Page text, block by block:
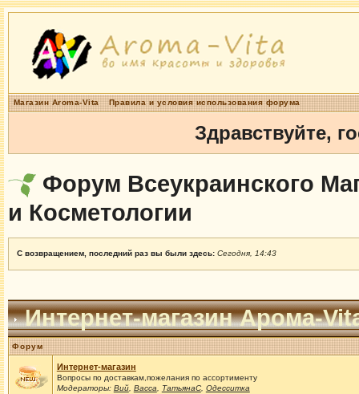
Магазин Aroma-Vita Правила и условия использования форума
Здравствуйте,
Форум Всеукраинского
и Косметологии
С возвращением, последний раз вы были здесь: Сегодня, 14:43
Интернет-магазин Арома-
Форум
Интернет-магазин
Вопросы по доставкам,пожелания по ассортименту
Модераторы: Вий, Васса ТатьянаС, Одесситка